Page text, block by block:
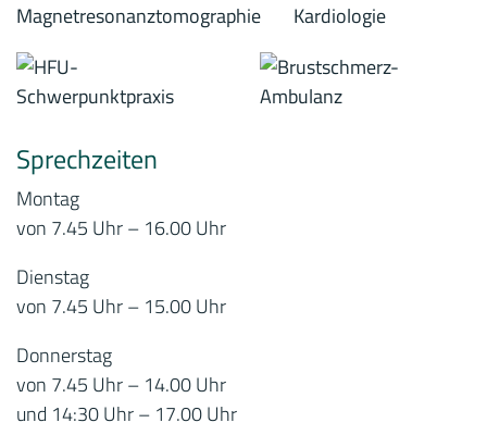
Sprechzeiten
Montag
von 7.45 Uhr – 16.00 Uhr
Dienstag
von 7.45 Uhr – 15.00 Uhr
Donnerstag
von 7.45 Uhr – 14.00 Uhr
und 14:30 Uhr – 17.00 Uhr